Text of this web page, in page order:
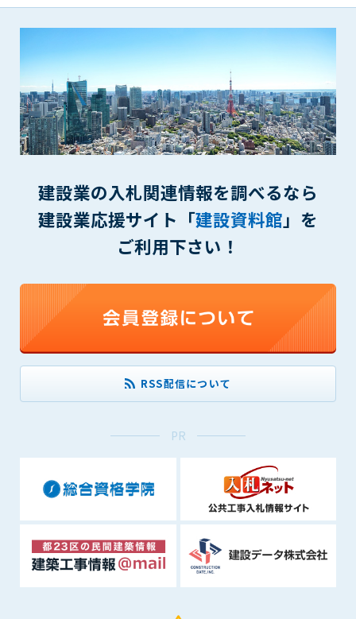
建設業の入札関連情報を調べるなら
建設業応援サイト「建設資料館」を
ご利用下さい！
RSS配信について
PR
ビスの提供に関連して管理者が知り得た会員の個人情報（以下
個人情報といいます）について、管理者は、以下の各号に該当
する場合を除き、第三者に開示または提供しないものとしま
す。
(1) 会員が、自己の個人情報の開示に事前に同意している場合
(2) 個々の会員を特定できない統計的な処理をした形式で第三
者に提供する場合
(3) 第三者および管理者の権利、財産、安全等を保護するため
に必要であると管理者が判断した場合
第10条（免責事項）
管理者は、会員が登録した内容が以下に該当する、またはその
恐れのあるものは、会員の承諾なく削除できるものとします。
等（プログラムを含みます）について、その完全性、正確性
を保証もしないものとします。また、当該情報等に起因して
生じた一切の損害に対して、管理者は、何らの責任も負わな
2. 会員は、自己の費用と責任において本サービスを利用するも
のとし、会員による本サービスの利用に関連し、第三者から
問合せ、クレーム、請求等がなされまたは訴訟が提起された
るものとし、管理者を一切免責するものとします。
取引に起因する損害及び広告等が掲載されたこと自体に起因
する損害については一切責任を負いません。
第11条（運用の停止）
停電や天災等の不可抗力、または保守・点検・加入者の利便性
向上のための設備工事等の為に本サービスの運用を停止するこ
とがあります。運用停止については事前に建設資料館WEB上で
通知申し上げますが、緊急時はその限りではありません。